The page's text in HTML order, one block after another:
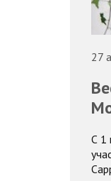
27
С 1